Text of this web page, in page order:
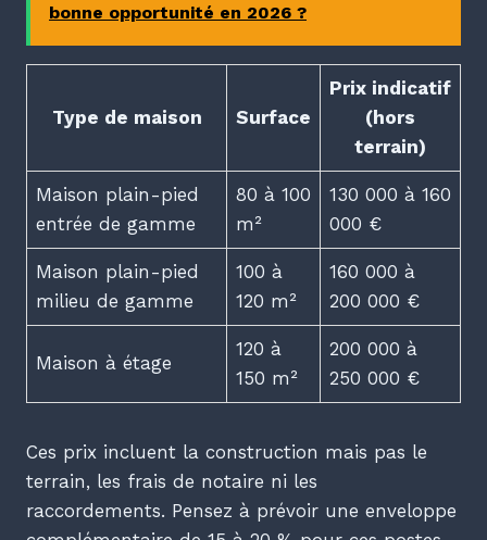
bonne opportunité en 2026 ?
Type de maison Surface
Prix indicatif
(hors
terrain)
Maison plain-pied
entrée de gamme
80 à 100
m²
130 000 à 160
000 €
Maison plain-pied
milieu de gamme
100 à
120 m²
160 000 à
200 000 €
Maison à étage
120 à
150 m²
200 000 à
250 000 €
Ces prix incluent la construction mais pas le
terrain, les frais de notaire ni les
raccordements. Pensez à prévoir une enveloppe